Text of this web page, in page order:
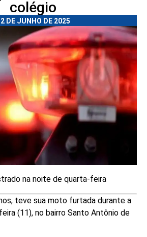
colégio
DE JUNHO DE 2025
na noite de quarta-feira
teve sua moto furtada durante a
(11), no bairro Santo Antônio de